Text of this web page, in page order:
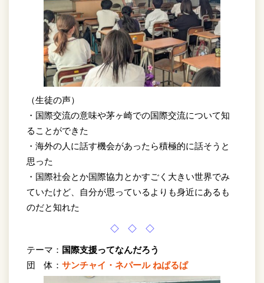
（生徒の声）
・国際交流の意味や茅ヶ崎での国際交流について知
ることができた
・海外の人に話す機会があったら積極的に話そうと
思った
・国際社会とか国際協力とかすごく大きい世界でみ
ていたけど、自分が思っているよりも身近にあるも
のだと知れた
◇ ◇ ◇
テーマ： 国際支援ってなんだろう
団 体： サンチャイ・ネパール ねぱるぱ